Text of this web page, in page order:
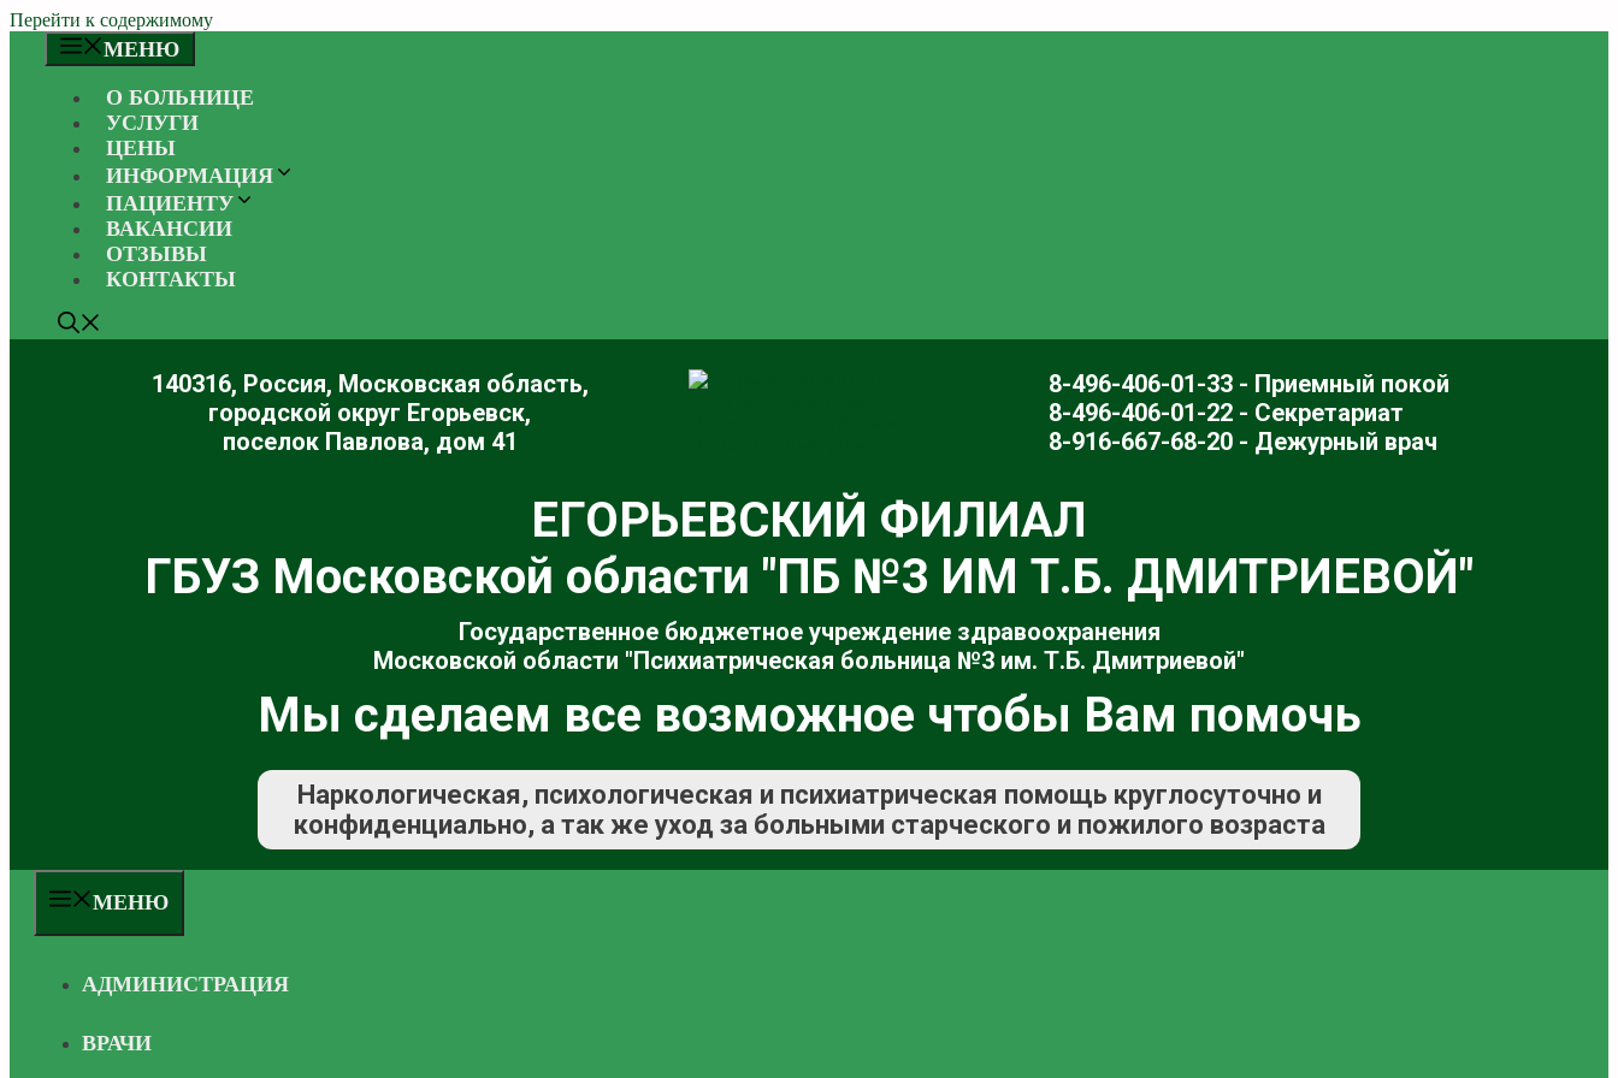
Перейти к содержимому
МЕНЮ
О БОЛЬНИЦЕ
УСЛУГИ
ЦЕНЫ
ИНФОРМАЦИЯ
ПАЦИЕНТУ
ВАКАНСИИ
ОТЗЫВЫ
КОНТАКТЫ
140316, Россия, Московская область,
городской округ Егорьевск,
поселок Павлова, дом 41
8-496-406-01-33 - Приемный покой
8-496-406-01-22 - Секретариат
8-916-667-68-20 - Дежурный врач
ЕГОРЬЕВСКИЙ ФИЛИАЛ
ГБУЗ Московской области "ПБ №3 ИМ Т.Б. ДМИТРИЕВОЙ"
Государственное бюджетное учреждение здравоохранения
Московской области "Психиатрическая больница №3 им. Т.Б. Дмитриевой"
Мы сделаем все возможное чтобы Вам помочь
Наркологическая, психологическая и психиатрическая помощь круглосуточно и
конфиденциально, а так же уход за больными старческого и пожилого возраста
МЕНЮ
АДМИНИСТРАЦИЯ
ВРАЧИ